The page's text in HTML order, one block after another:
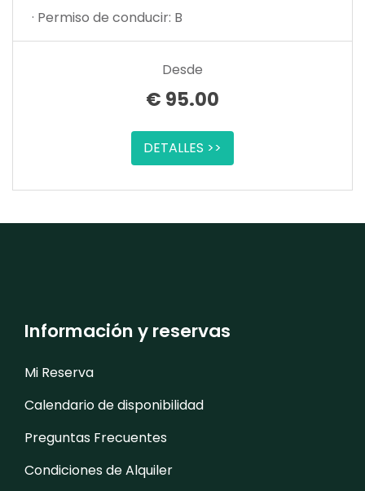
· Permiso de conducir: B
Desde
€ 95.00
DETALLES >>
Información y reservas
Mi Reserva
Calendario de disponibilidad
Preguntas Frecuentes
Condiciones de Alquiler